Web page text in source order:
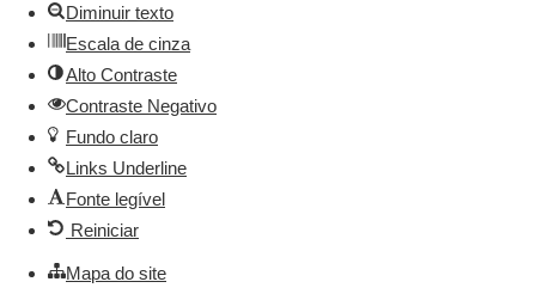
Diminuir texto
Escala de cinza
Alto Contraste
Contraste Negativo
Fundo claro
Links Underline
Fonte legível
Reiniciar
Mapa do site